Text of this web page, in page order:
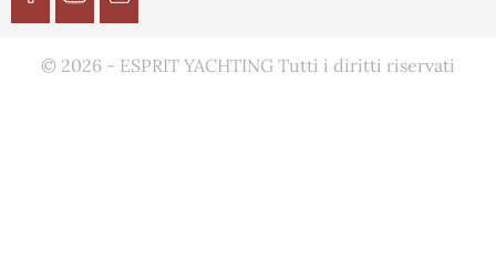
© 2026 - ESPRIT YACHTING Tutti i diritti riservati